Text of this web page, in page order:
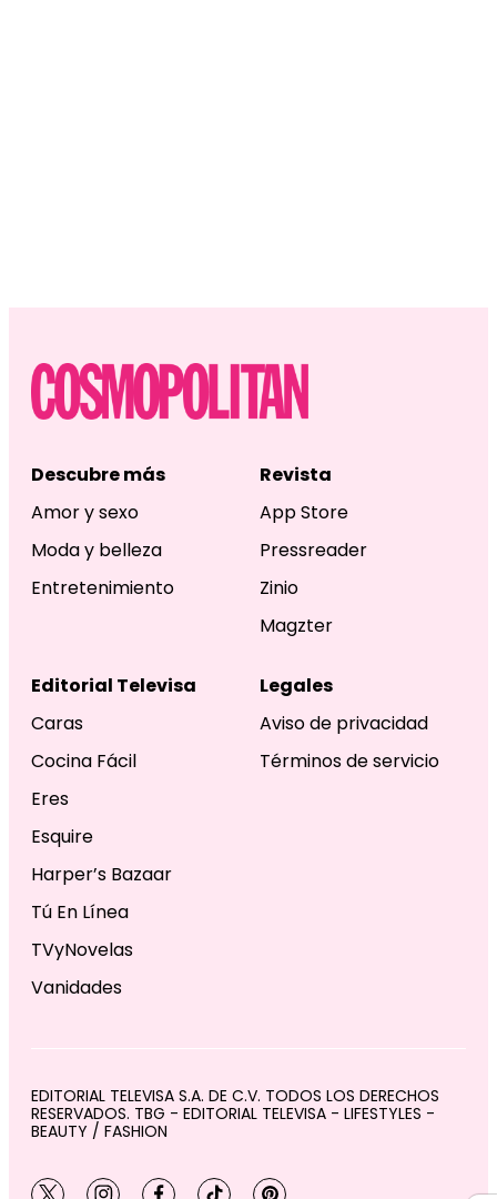
Descubre más
Amor y sexo
Moda y belleza
Entretenimiento
Revista
App Store
Pressreader
Zinio
Magzter
Editorial Televisa
Caras
Cocina Fácil
Eres
Esquire
Harper’s Bazaar
Tú En Línea
TVyNovelas
Vanidades
Legales
Aviso de privacidad
Términos de servicio
EDITORIAL TELEVISA S.A. DE C.V. TODOS LOS DERECHOS
RESERVADOS. TBG - EDITORIAL TELEVISA - LIFESTYLES -
BEAUTY / FASHION